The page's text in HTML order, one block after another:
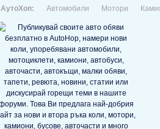
АутоХоп: Автомобили Мотори